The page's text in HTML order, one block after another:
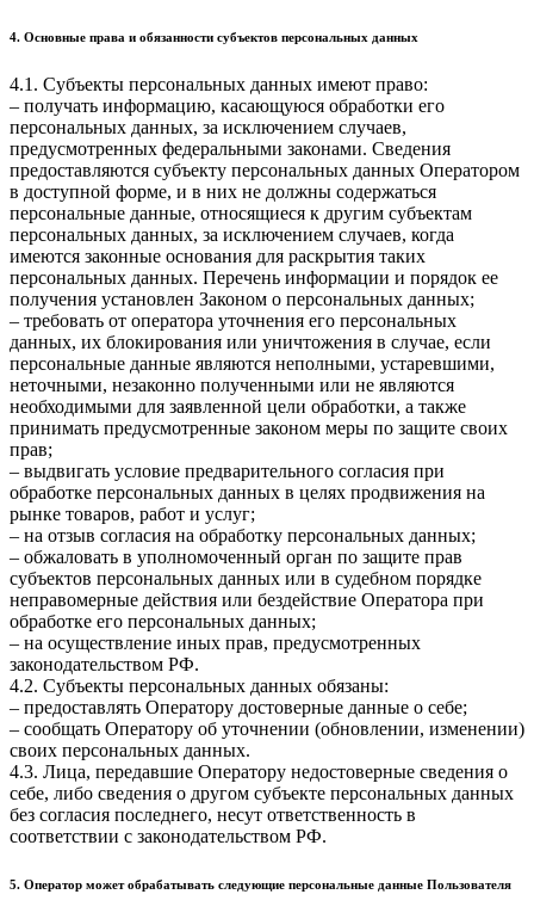
4. Основные права и обязанности субъектов персональных данных
4.1. Субъекты персональных данных имеют право:
– получать информацию, касающуюся обработки его
персональных данных, за исключением случаев,
предусмотренных федеральными законами. Сведения
предоставляются субъекту персональных данных Оператором
в доступной форме, и в них не должны содержаться
персональные данные, относящиеся к другим субъектам
персональных данных, за исключением случаев, когда
имеются законные основания для раскрытия таких
персональных данных. Перечень информации и порядок ее
получения установлен Законом о персональных данных;
– требовать от оператора уточнения его персональных
данных, их блокирования или уничтожения в случае, если
персональные данные являются неполными, устаревшими,
неточными, незаконно полученными или не являются
необходимыми для заявленной цели обработки, а также
принимать предусмотренные законом меры по защите своих
прав;
– выдвигать условие предварительного согласия при
обработке персональных данных в целях продвижения на
рынке товаров, работ и услуг;
– на отзыв согласия на обработку персональных данных;
– обжаловать в уполномоченный орган по защите прав
субъектов персональных данных или в судебном порядке
неправомерные действия или бездействие Оператора при
обработке его персональных данных;
– на осуществление иных прав, предусмотренных
законодательством РФ.
4.2. Субъекты персональных данных обязаны:
– предоставлять Оператору достоверные данные о себе;
– сообщать Оператору об уточнении (обновлении, изменении)
своих персональных данных.
4.3. Лица, передавшие Оператору недостоверные сведения о
себе, либо сведения о другом субъекте персональных данных
без согласия последнего, несут ответственность в
соответствии с законодательством РФ.
5. Оператор может обрабатывать следующие персональные данные Пользователя